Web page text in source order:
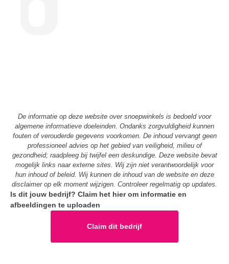
De informatie op deze website over snoepwinkels is bedoeld voor
algemene informatieve doeleinden. Ondanks zorgvuldigheid kunnen
fouten of verouderde gegevens voorkomen. De inhoud vervangt geen
professioneel advies op het gebied van veiligheid, milieu of
gezondheid; raadpleeg bij twijfel een deskundige. Deze website bevat
mogelijk links naar externe sites. Wij zijn niet verantwoordelijk voor
hun inhoud of beleid. Wij kunnen de inhoud van de website en deze
disclaimer op elk moment wijzigen. Controleer regelmatig op updates.
Is dit jouw bedrijf? Claim het hier om informatie en
afbeeldingen te uploaden
Claim dit bedrijf